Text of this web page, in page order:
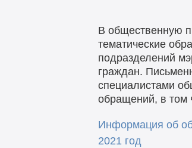
В общественную
тематические
подразделений
граждан.
специалистами
обращений, в том
Информация об
2021 год